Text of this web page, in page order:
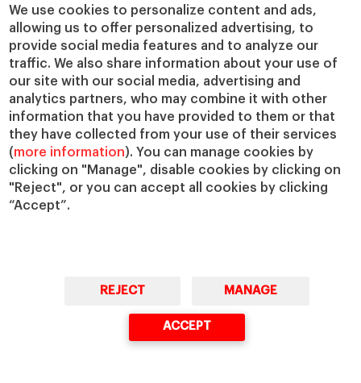
We use cookies to personalize content and ads,
allowing us to offer personalized advertising, to
provide social media features and to analyze our
traffic. We also share information about your use of
our site with our social media, advertising and
analytics partners, who may combine it with other
information that you have provided to them or that
they have collected from your use of their services
(more information). You can manage cookies by
clicking on "Manage", disable cookies by clicking on
"Reject", or you can accept all cookies by clicking
“Accept”.
REJECT MANAGE
ACCEPT
Cátedras
IESE Insight
IESE Publishing
Nuestro impacto
Colabora con el IESE
Servicios
Biblioteca
Canal de compliance
IESE Shop
Jobs @IESE
© Copyright, 2026. IESE Business School | University of Navarra
Cookies Ciberseguridad